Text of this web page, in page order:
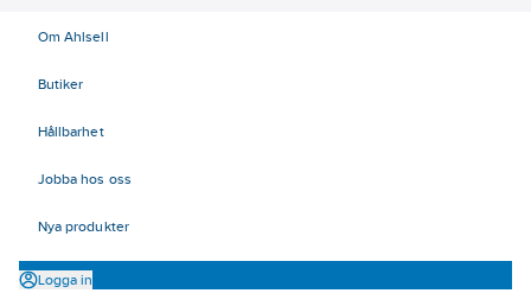
Om Ahlsell
Butiker
Hållbarhet
Jobba hos oss
Nya produkter
Logga in